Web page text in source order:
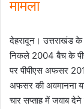
मामला
देहरादून। उत्तराखंड
निकले 2004 बैच के
पर पीपीएस अफसर
अफसर की अवमानना
चार सप्ताह में जवाब